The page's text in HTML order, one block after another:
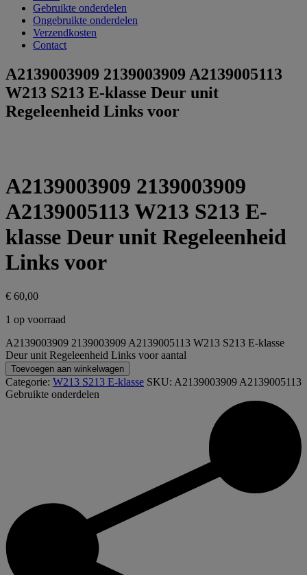
Gebruikte onderdelen
Ongebruikte onderdelen
Verzendkosten
Contact
A2139003909 2139003909 A2139005113
W213 S213 E-klasse Deur unit
Regeleenheid Links voor
A2139003909 2139003909
A2139005113 W213 S213 E-
klasse Deur unit Regeleenheid
Links voor
€ 60,00
1 op voorraad
A2139003909 2139003909 A2139005113 W213 S213 E-klasse
Deur unit Regeleenheid Links voor aantal
Toevoegen aan winkelwagen
Categorie: W213 S213 E-klasse SKU: A2139003909 A2139005113
Gebruikte onderdelen